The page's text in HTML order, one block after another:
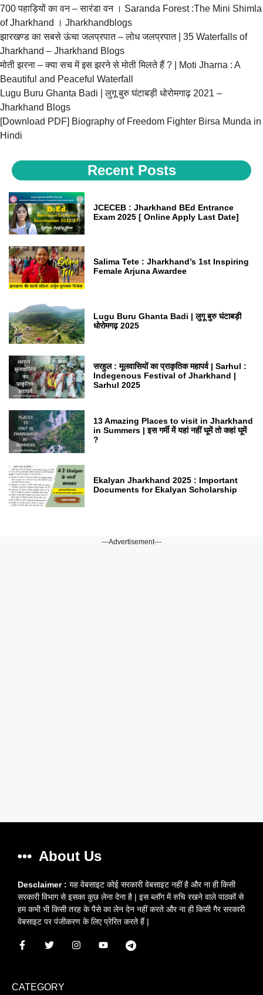
700 पहाड़ियों का वन – सारंडा वन । Saranda Forest :The Mini Shimla
of Jharkhand । Jharkhandblogs
झारखण्ड का सबसे ऊंचा जलप्रपात – लोध जलप्रपात | 35 Waterfalls of
Jharkhand – Jharkhand Blogs
मोती झरना – क्या सच में इस झरने से मोती मिलते हैं ? | Moti Jharna : A
Beautiful and Peaceful Waterfall
Lugu Buru Ghanta Badi | लुगू बुरु घंटाबड़ी धोरोमगाढ़ 2021 –
Jharkhand Blogs
[Download PDF] Biography of Freedom Fighter Birsa Munda in
Hindi
Recent Posts
JCECEB : Jharkhand BEd Entrance
Exam 2025 [ Online Apply Last Date]
Salima Tete : Jharkhand’s 1st Inspiring
Female Arjuna Awardee
Lugu Buru Ghanta Badi | लुगू बुरु घंटाबड़ी
धोरोमगढ़ 2025
सरहुल : मूलवासियों का प्राकृतिक महापर्व | Sarhul :
Indegenous Festival of Jharkhand |
Sarhul 2025
13 Amazing Places to visit in Jharkhand
in Summers | इस गर्मी में यहां नहीं घूमें तो कहां घूमें
?
Ekalyan Jharkhand 2025 : Important
Documents for Ekalyan Scholarship
---Advertisement---
About Us
Desclaimer : यह वेबसाइट कोई सरकारी वेबसाइट नहीं है और ना ही किसी
सरकारी विभाग से इसका कुछ लेना देना है | इस ब्लॉग में रुचि रखने वाले पाठकों से
हम कभी भी किसी तरह के पैसे का लेन देन नहीं करते और ना ही किसी गैर सरकारी
वेबसाइट पर पंजीकरण के लिए प्रेरित करते हैं |
CATEGORY